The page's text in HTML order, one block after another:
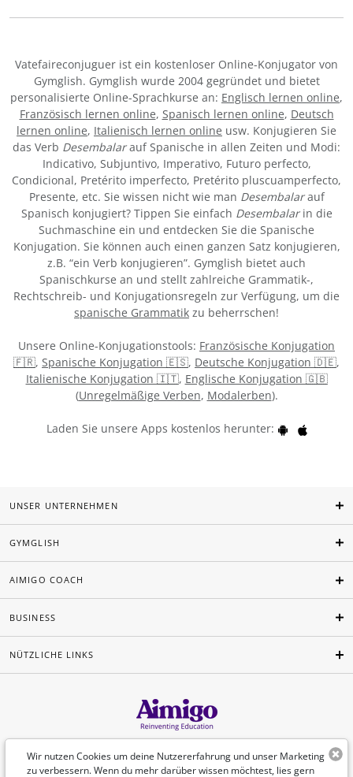
Vatefaireconjuguer ist ein kostenloser Online-Konjugator von
Gymglish. Gymglish wurde 2004 gegründet und bietet
personalisierte Online-Sprachkurse an: Englisch lernen online,
Französisch lernen online, Spanisch lernen online, Deutsch
lernen online, Italienisch lernen online usw. Konjugieren Sie
das Verb Desembalarauf Spanische in allen Zeiten und Modi:
Indicativo, Subjuntivo, Imperativo, Futuro perfecto,
Condicional, Pretérito imperfecto, Pretérito pluscuamperfecto,
Presente, etc. Sie wissen nicht wie man Desembalarauf
Spanisch konjugiert? Tippen Sie einfach Desembalarin die
Suchmaschine ein und entdecken Sie die Spanische
Konjugation. Sie können auch einen ganzen Satz konjugieren,
z.B. “ein Verb konjugieren”. Gymglish bietet auch
Spanischkurse an und stellt zahlreiche Grammatik-,
Rechtschreib- und Konjugationsregeln zur Verfügung, um die
spanische Grammatik zu beherrschen!
Unsere Online-Konjugationstools: Französische Konjugation
🇫🇷, Spanische Konjugation 🇪🇸, Deutsche Konjugation 🇩🇪,
Italienische Konjugation 🇮🇹, Englische Konjugation 🇬🇧
(Unregelmäßige Verben, Modalerben).
Laden Sie unsere Apps kostenlos herunter:
Wir nutzen Cookies um deine Nutzererfahrung und unser Marketing
zu verbessern. Wenn du mehr darüber wissen möchtest, lies gern
UNSER UNTERNEHMEN
GYMGLISH
AIMIGO COACH
BUSINESS
NÜTZLICHE LINKS
Deutsch